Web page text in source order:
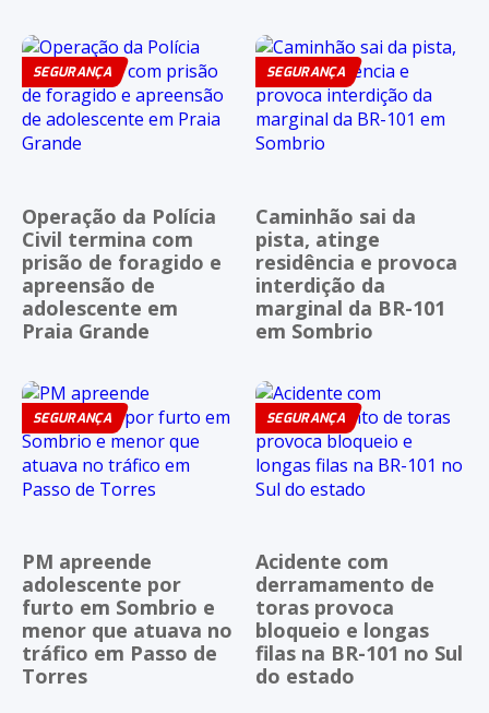
SEGURANÇA
Operação da Polícia
Civil termina com
prisão de foragido e
apreensão de
adolescente em
Praia Grande
SEGURANÇA
Caminhão sai da
pista, atinge
residência e provoca
interdição da
marginal da BR-101
em Sombrio
SEGURANÇA
PM apreende
adolescente por
furto em Sombrio e
menor que atuava no
tráfico em Passo de
Torres
SEGURANÇA
Acidente com
derramamento de
toras provoca
bloqueio e longas
filas na BR-101 no Sul
do estado